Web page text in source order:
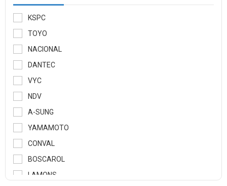
KSPC
TOYO
NACIONAL
DANTEC
VYC
NDV
A-SUNG
YAMAMOTO
CONVAL
BOSCAROL
LAMONS